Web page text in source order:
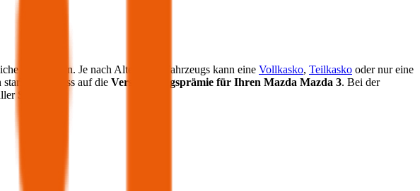
Deckungen. Je nach Alter Ihres Fahrzeugs kann eine Vollkasko, Teilkasko oder nur eine
starken Einfluss auf die Versicherungsprämie für Ihren Mazda Mazda 3. Bei der
Stufe.